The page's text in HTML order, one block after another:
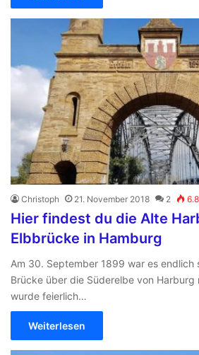
Christoph 21. November 2018 2
Hier findest du die Alte
Elbbrücke in Hamburg
Am 30. September 1899 war es endlich
Brücke über die Süderelbe von Harburg
wurde feierlich…
Weiterlesen